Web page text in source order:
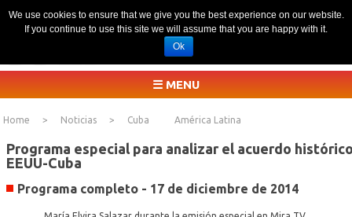
☰ MENU
Home Noticias América Latina
Cuba
Programa especial para analizar el acuerdo
EEUU-Cuba
Programa completo - 17 de diciembre de 2014
We use cookies to ensure that we give you the best experience on our website.
If you continue to use this site we will assume that you are happy with it.
Ok